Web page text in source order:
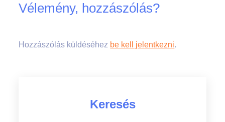
Vélemény, hozzászólás?
Hozzászólás küldéséhez be kell jelentkezni.
Keresés